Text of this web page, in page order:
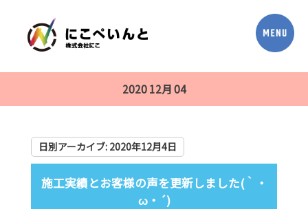
2020 12月 04
日別アーカイブ: 2020年12月4日
施工実績とお客様の声を更新しました(｀・
ω・´)